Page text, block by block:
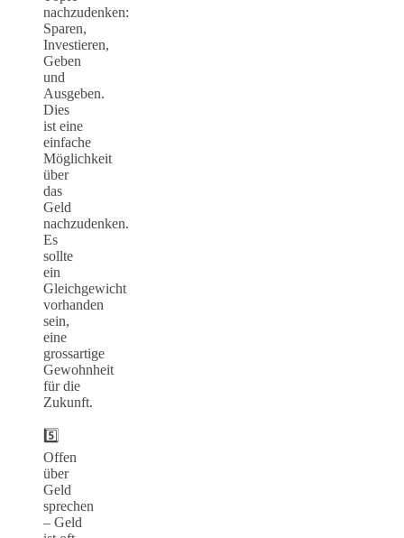
nachzudenken:
Sparen,
Investieren,
Geben
und
Ausgeben.
Dies
ist eine
einfache
Möglichkeit
über
das
Geld
nachzudenken.
Es
sollte
ein
Gleichgewicht
vorhanden
sein,
eine
grossartige
Gewohnheit
für die
Zukunft.
5️⃣
Offen
über
Geld
sprechen
– Geld